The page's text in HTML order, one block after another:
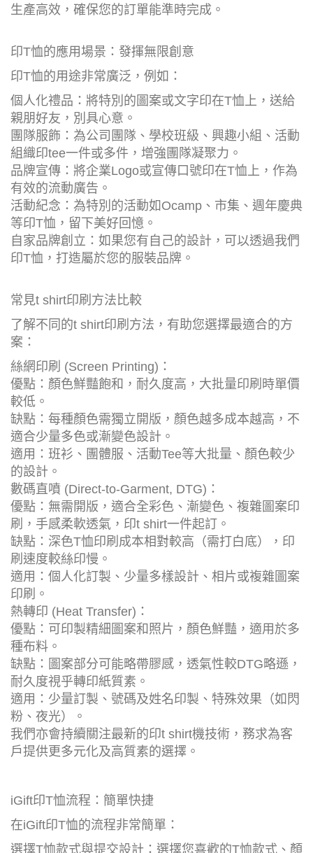
生產高效，確保您的訂單能準時完成。
印T恤的應用場景：發揮無限創意
印T恤的用途非常廣泛，例如：
個人化禮品：將特別的圖案或文字印在T恤上，送給
親朋好友，別具心意。
團隊服飾：為公司團隊、學校班級、興趣小組、活動
組織印tee一件或多件，增強團隊凝聚力。
品牌宣傳：將企業Logo或宣傳口號印在T恤上，作為
有效的流動廣告。
活動紀念：為特別的活動如Ocamp、市集、週年慶典
等印T恤，留下美好回憶。
自家品牌創立：如果您有自己的設計，可以透過我們
印T恤，打造屬於您的服裝品牌。
常見t shirt印刷方法比較
了解不同的t shirt印刷方法，有助您選擇最適合的方
案：
絲網印刷 (Screen Printing)：
優點：顏色鮮豔飽和，耐久度高，大批量印刷時單價
較低。
缺點：每種顏色需獨立開版，顏色越多成本越高，不
適合少量多色或漸變色設計。
適用：班衫、團體服、活動Tee等大批量、顏色較少
的設計。
數碼直噴 (Direct-to-Garment, DTG)：
優點：無需開版，適合全彩色、漸變色、複雜圖案印
刷，手感柔軟透氣，印t shirt一件起訂。
缺點：深色T恤印刷成本相對較高（需打白底），印
刷速度較絲印慢。
適用：個人化訂製、少量多樣設計、相片或複雜圖案
印刷。
熱轉印 (Heat Transfer)：
優點：可印製精細圖案和照片，顏色鮮豔，適用於多
種布料。
缺點：圖案部分可能略帶膠感，透氣性較DTG略遜，
耐久度視乎轉印紙質素。
適用：少量訂製、號碼及姓名印製、特殊效果（如閃
粉、夜光）。
我們亦會持續關注最新的印t shirt機技術，務求為客
戶提供更多元化及高質素的選擇。
iGift印T恤流程：簡單快捷
在iGift印T恤的流程非常簡單：
選擇T恤款式與提交設計：選擇您喜歡的T恤款式、顏